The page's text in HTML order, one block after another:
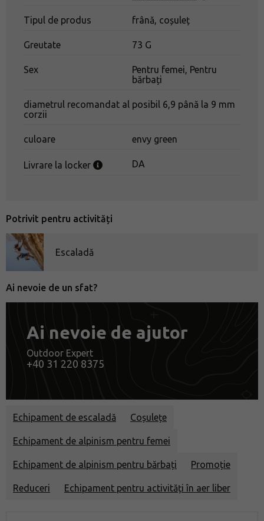
frânghiei
mică la prindere sau coborâre în rapel
Tipul de produs frână, coșuleț
Greutate 73 G
Sex
Pentru femei, Pentru
bărbați
diametrul recomandat al
corzii
posibil 6,9 până la 9 mm
culoare envy green
Livrare la locker DA
Potrivit pentru activități
Escaladă
Ai nevoie de un sfat?
Ai nevoie de ajutor
Outdoor Expert
+40 31 220 8375
Echipament de escaladă Coșulețe
Echipament de alpinism pentru femei
Echipament de alpinism pentru bărbați Promoție
Reduceri Echipament pentru activități în aer liber